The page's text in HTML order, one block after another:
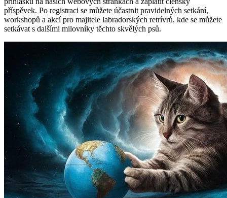
příspěvek. Po⁤ registraci ⁢se⁤ můžete účastnit pravidelných setkání,
workshopů a akcí pro majitele ‌labradorských‌ retrívrů, kde⁢ se můžete
⁢setkávat s dalšími milovníky těchto skvělých psů.